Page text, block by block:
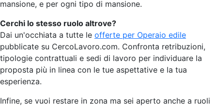
mansione, e per ogni tipo di mansione.
Cerchi lo stesso ruolo altrove?
Dai un'occhiata a tutte le offerte per Operaio edile
pubblicate su CercoLavoro.com. Confronta retribuzioni,
tipologie contrattuali e sedi di lavoro per individuare la
proposta più in linea con le tue aspettative e la tua
esperienza.
Infine, se vuoi restare in zona ma sei aperto anche a ruoli